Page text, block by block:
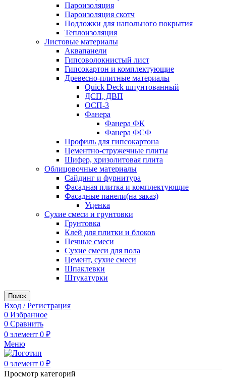
Пароизоляция
Пароизоляция скотч
Подложки для напольного покрытия
Теплоизоляция
Листовые материалы
Аквапанели
Гипсоволокнистый лист
Гипсокартон и комплектующие
Древесно-плитные материалы
Quick Deck шпунтованный
ДСП, ДВП
ОСП-3
Фанера
Фанера ФК
Фанера ФСФ
Профиль для гипсокартона
Цементно-стружечные плиты
Шифер, хризолитовая плита
Облицовочные материалы
Сайдинг и фурнитура
Фасадная плитка и комплектующие
Фасадные панели(на заказ)
Уценка
Сухие смеси и грунтовки
Грунтовка
Клей для плитки и блоков
Печные смеси
Сухие смеси для пола
Цемент, сухие смеси
Шпаклевки
Штукатурки
Поиск
Вход / Регистрация
0 Избранное
0 Сравнить
0 элемент 0 ₽
Меню
0 элемент 0 ₽
Просмотр категорий